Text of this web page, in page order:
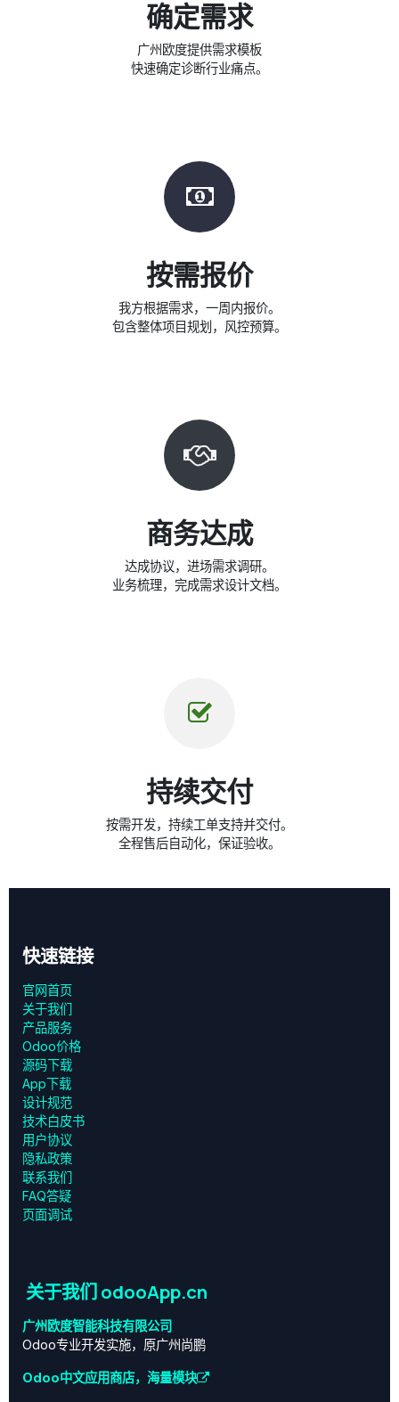
确定需求
广州欧度提供需求模板
快速确定诊断行业痛点。
按需报价
我方根据需求，一周内报价。
包含整体项目规划，风控预算。
商务达成
达成协议，进场需求调研。
业务梳理，完成需求设计文档。
持续交付
按需开发，持续工单支持并交付。
全程售后自动化，保证验收。
快速链接
官网首页
关于我们
产品服务
Odoo价格
源码下载
App下载
设计规范
技术白皮书
用户协议
‎隐私政策‎
联系我们
FAQ答疑
页面调试
关于我们 odooApp.cn
广州欧度智能科技有限公司
Odoo专业开发实施，原广州尚鹏
Odoo中文应用商店，海量模块